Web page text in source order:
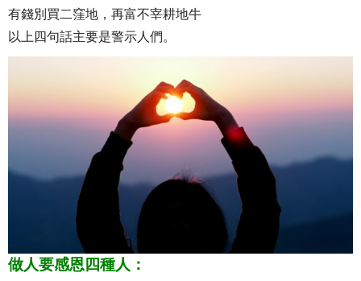
有錢別買二窪地，再富不宰耕地牛
以上四句話主要是警示人們。
做人要感恩四種人：